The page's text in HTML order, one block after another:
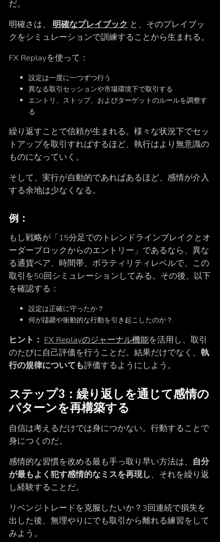
だ。
明確さは、 明確なプレイブック と、そのプレイブッ
クをシミュレーションで訓練することから生まれる。
FX Replayを使って：
設定は一度に一つずつ行う
異なる取引セッションや市場環境下で取引する
エントリ、ストップ、およびターゲットのルールを調整す
る
繰り返すことで信頼が生まれる。様々な状況下でセッ
トアップを取引すればするほど、執行はより無意識の
ものになっていく。
そして、実行が自動的であればあるほど、感情が介入
する余地は少なくなる。
例：
もし戦略が「15分足でのトレンドラインブレイクとオ
ーダーブロックからのエントリー」であるなら、異な
る通貨ペア、時間帯、ボラティリティレベルで、この
取引を50回シミュレーションしてみる。その後、以下
を確認する：
設定は正確に守ったか？
何が躊躇や衝動的な行動を引き起こしたのか？
ヒント： FX Replayのジャーナル機能を活用し、取引
のたびに自己評価を行うことだ。結果だけでなく、 執
行の規律についても評価するようにしよう。
ステップ3：繰り返しを通じて感情の
パターンを再構築する
自信は考えるだけでは身につかない。行動することで
身につくのだ。
感情的な習慣を改める最も手っ取り早い方法は、 自分
が最もよく犯す感情的なミスを再現し、それを繰り返
し経験することだ。
リベンジトレードを克服したいか？3回連続で損失を
出した後、無理やりにでも取引から離れる練習をして
みよう。